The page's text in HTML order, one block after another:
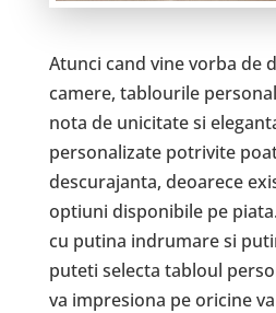
Atunci cand vine vorba de
camere, tablourile
nota de unicitate si
personalizate potrivite
descurajanta, deoarece
optiuni disponibile pe
cu putina indrumare si
puteti selecta tabloul
va impresiona pe oricine